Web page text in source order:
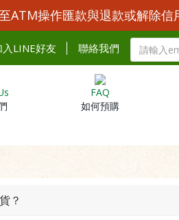
ATM操作匯款與退款或解除信
入LINE好友 聯絡我們
FAQ
如何預購
？